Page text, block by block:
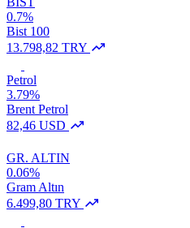
0.7%
Bist 100
13.798,82 TRY
Petrol
3.79%
Brent Petrol
82,46 USD
GR. ALTIN
0.06%
Gram Altın
6.499,80 TRY